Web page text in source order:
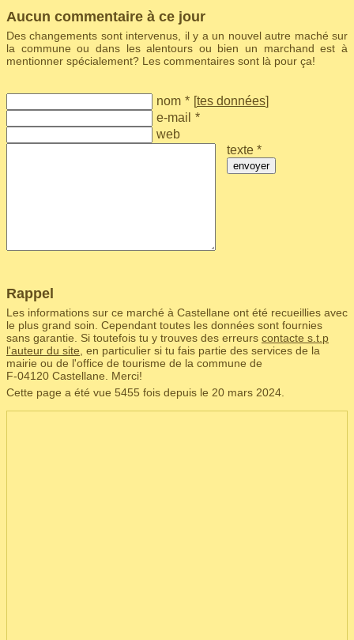
Aucun commentaire à ce jour
Des changements sont intervenus, il y a un nouvel autre maché sur
la commune ou dans les alentours ou bien un marchand est à
mentionner spécialement? Les commentaires sont là pour ça!
nom * [tes données]
e-mail *
web
texte *
envoyer
Rappel
Les informations sur ce marché à Castellane ont été recueillies avec
le plus grand soin. Cependant toutes les données sont fournies
sans garantie. Si toutefois tu y trouves des erreurs contacte s.t.p
l'auteur du site , en particulier si tu fais partie des services de la
mairie ou de l'office de tourisme de la commune de
F‑04120 Castellane. Merci!
Cette page a été vue 5455 fois depuis le 20 mars 2024.